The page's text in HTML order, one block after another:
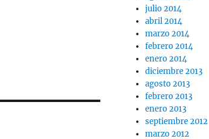
julio 2014
abril 2014
marzo 2014
febrero 2014
enero 2014
diciembre 2013
agosto 2013
febrero 2013
enero 2013
septiembre 2012
marzo 2012